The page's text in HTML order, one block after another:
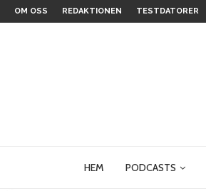
OM OSS REDAKTIONEN TESTDATORER
HEM PODCASTS